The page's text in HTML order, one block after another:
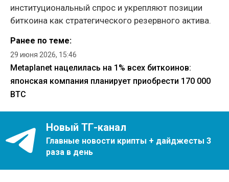
институциональный спрос и укрепляют позиции
биткоина как стратегического резервного актива.
Ранее по теме:
29 июня 2026, 15:46
Metaplanet нацелилась на 1% всех биткоинов:
японская компания планирует приобрести 170 000
BTC
Новый ТГ-канал
Главные новости крипты + дайджесты 3
раза в день